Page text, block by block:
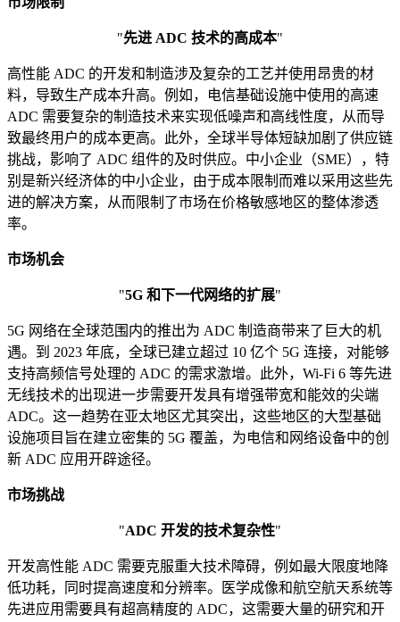
"先进 ADC 技术的高成本"
高性能 ADC 的开发和制造涉及复杂的工艺并使用昂贵的材
料，导致生产成本升高。例如，电信基础设施中使用的高速
ADC 需要复杂的制造技术来实现低噪声和高线性度，从而导
致最终用户的成本更高。此外，全球半导体短缺加剧了供应链
挑战，影响了 ADC 组件的及时供应。中小企业（SME），特
别是新兴经济体的中小企业，由于成本限制而难以采用这些先
进的解决方案，从而限制了市场在价格敏感地区的整体渗透
率。
市场机会
"5G 和下一代网络的扩展"
5G 网络在全球范围内的推出为 ADC 制造商带来了巨大的机
遇。到 2023 年底，全球已建立超过 10 亿个 5G 连接，对能够
支持高频信号处理的 ADC 的需求激增。此外，Wi-Fi 6 等先进
无线技术的出现进一步需要开发具有增强带宽和能效的尖端
ADC。这一趋势在亚太地区尤其突出，这些地区的大型基础
设施项目旨在建立密集的 5G 覆盖，为电信和网络设备中的创
新 ADC 应用开辟途径。
市场挑战
"ADC 开发的技术复杂性"
开发高性能 ADC 需要克服重大技术障碍，例如最大限度地降
低功耗，同时提高速度和分辨率。医学成像和航空航天系统等
先进应用需要具有超高精度的 ADC，这需要大量的研究和开